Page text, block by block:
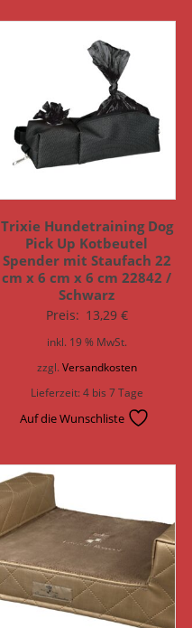
Trixie Hundetraining Dog
Pick Up Kotbeutel
Spender mit Staufach 22
cm x 6 cm x 6 cm 22842 /
Schwarz
Preis: 13,29 €
inkl. 19 % MwSt.
zzgl. Versandkosten
Lieferzeit:4 bis 7 Tage
Auf die Wunschliste